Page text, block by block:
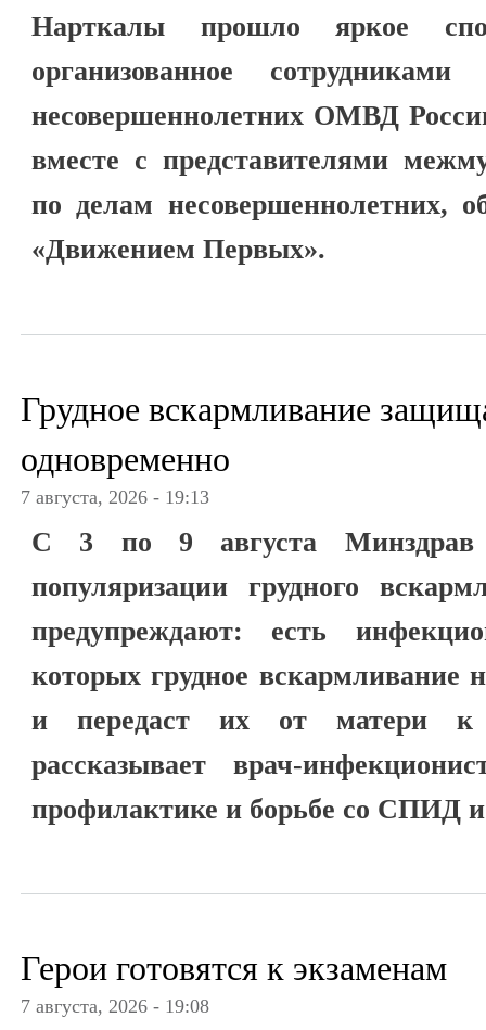
Нарткалы прошло яркое
организованное
несовершеннолетних ОМВД
вместе с представителями
по делам несовершеннолетних,
«Движением Первых».
Грудное вскармливание
одновременно
7 августа, 2026 - 19:13
С 3 по 9 августа
популяризации грудного
предупреждают: есть
которых грудное вскармливание
и передаст их от матери к
рассказывает врач-
профилактике и борьбе со СПИД
Герои готовятся к экзаменам
7 августа, 2026 - 19:08